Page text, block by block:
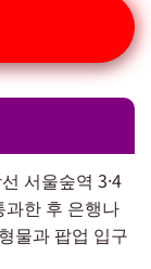
서울숲역 3·4
과한 후 은행나
물과 팝업 입구